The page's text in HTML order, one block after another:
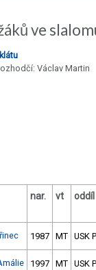
ve
Václav Martin
nar. vt oddíl
1987 MT USK
1997 MT USK